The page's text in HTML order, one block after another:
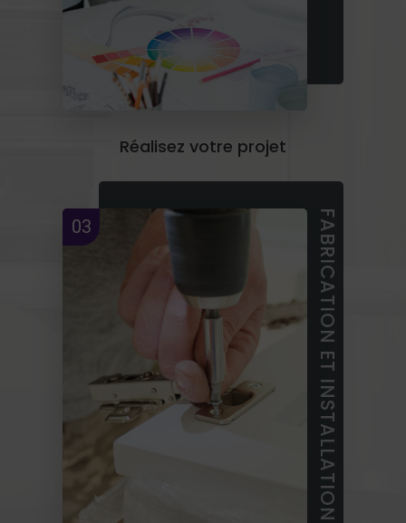
Réalisez votre projet
FABRICATION ET INSTALLATION
03